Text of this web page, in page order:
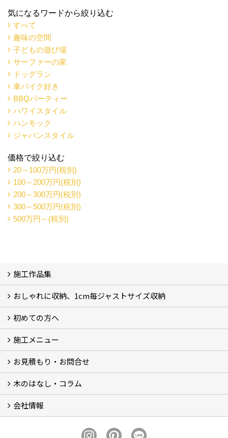
気になるワードから絞り込む
すべて
趣味の空間
子どもの遊び場
サーファーの家
ドッグラン
車バイク好き
BBQパーティー
ハワイスタイル
ハンモック
ジャパンスタイル
価格で絞り込む
20～100万円(税別)
100～200万円(税別)
200～300万円(税別)
300～500万円(税別)
500万円～(税別)
施工作品集
施工作品集
おしゃれに収納、1cm毎ジャストサイズ収納
おしゃれに収納、相談会
ジャストサイズ収納、1cm毎に自由自在
ジャストサイズ収納、作品集
ジャストサイズ収納、価格11.000～
ジャストサイズ収納、Before・After
ジャストサイズ収納、カラー
好きっ！を飾る、ラックオン収納
サーファーへ、RACK ON収納surf
初めての方へ
打合せ・施工の流れ
施工メニュー
Garege Deck～ガレージデッキ
Wood Deck～ウッドデッキ・フェンス
Garege Roof～ガレージ屋根・趣味の基地ハウス
Order Exterior～オーダーメイド外構
Order Table～オーダーメイド装飾・テーブル
Resort Style～リゾートスタイルリフォーム
お見積もり・お問合せ
フォームで問い合わせる
LINEで概算見積り
木のはなし・コラム
木のはなし (5)
コラム
会社情報
プライバシーポリシー